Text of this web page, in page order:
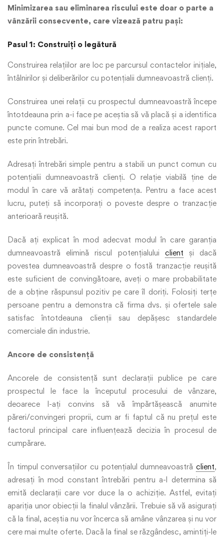
Minimizarea sau eliminarea riscului este doar o parte a
vânzării consecvente, care vizează patru pași:
Pasul 1: Construiți o legătură
Construirea relațiilor are loc pe parcursul contactelor inițiale,
întâlnirilor și deliberărilor cu potențialii dumneavoastră clienți.
Construirea unei relații cu prospectul dumneavoastră începe
întotdeauna prin a-i face pe aceștia să vă placă și a identifica
puncte comune. Cel mai bun mod de a realiza acest raport
este prin întrebări.
Adresați întrebări simple pentru a stabili un punct comun cu
potențialii dumneavoastră clienți. O relație viabilă ține de
modul în care vă arătați competența. Pentru a face acest
lucru, puteți să incorporați o poveste despre o tranzacție
anterioară reușită.
Dacă ați explicat în mod adecvat modul în care garanția
dumneavoastră elimină riscul potențialului client și dacă
povestea dumneavoastră despre o fostă tranzacție reușită
este suficient de convingătoare, aveți o mare probabilitate
de a obține răspunsul pozitiv pe care îl doriți. Folosiți terțe
persoane pentru a demonstra că firma dvs. și ofertele sale
satisfac întotdeauna clienții sau depășesc standardele
comerciale din industrie.
Ancore de consistență
Ancorele de consistență sunt declarații publice pe care
prospectul le face la începutul procesului de vânzare,
deoarece l-ați convins să vă împărtășească anumite
păreri/convingeri proprii, cum ar fi faptul că nu prețul este
factorul principal care influențează decizia în procesul de
cumpărare.
În timpul conversațiilor cu potențialul dumneavoastră client,
adresați în mod constant întrebări pentru a-l determina să
emită declarații care vor duce la o achiziție. Astfel, evitați
apariția unor obiecții la finalul vânzării. Trebuie să vă asigurați
că la final, aceștia nu vor încerca să amâne vânzarea și nu vor
cere mai multe oferte. Dacă la final se răzgândesc, amintiți-le